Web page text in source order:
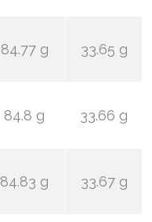
84.77 g 33.65 g
84.8 g 33.66 g
84.83 g 33.67 g